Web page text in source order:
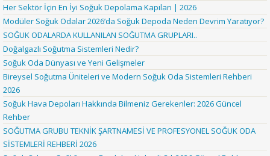
Her Sektör İçin En İyi Soğuk Depolama Kapıları | 2026
Modüler Soğuk Odalar 2026’da Soğuk Depoda Neden Devrim Yaratıyor?
SOĞUK ODALARDA KULLANILAN SOĞUTMA GRUPLARI..
Doğalgazlı Soğutma Sistemleri Nedir?
Soğuk Oda Dünyası ve Yeni Gelişmeler
Bireysel Soğutma Üniteleri ve Modern Soğuk Oda Sistemleri Rehberi
2026
Soğuk Hava Depoları Hakkında Bilmeniz Gerekenler: 2026 Güncel
Rehber
SOĞUTMA GRUBU TEKNİK ŞARTNAMESİ VE PROFESYONEL SOĞUK ODA
SİSTEMLERİ REHBERİ 2026